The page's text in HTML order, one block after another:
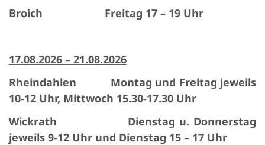
Broich Freitag 17 – 19 Uhr
17.08.2026 – 21.08.2026
Rheindahlen Montag und Freitag jeweils
10-12 Uhr, Mittwoch 15.30-17.30 Uhr
Wickrath Dienstag u. Donnerstag
jeweils 9-12 Uhr und Dienstag 15 – 17 Uhr